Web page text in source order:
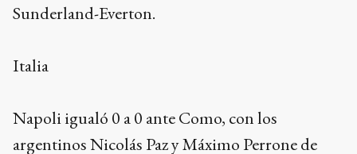
Sunderland-Everton.
Italia
Napoli igualó 0 a 0 ante Como, con los
argentinos Nicolás Paz y Máximo Perrone de